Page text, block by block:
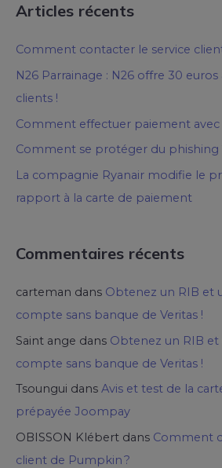
Articles récents
Comment contacter le service
N26 Parrainage : N26 offre 30 euros
clients !
Comment effectuer paiement avec
Comment se protéger du phishing
La compagnie Ryanair modifie le
rapport à la carte de paiement
Commentaires récents
carteman dans Obtenez un RIB et
compte sans banque de Veritas !
Saint ange dans Obtenez un RIB et
compte sans banque de Veritas !
Tsoungui dans Avis et test de la
prépayée Joompay
OBISSON Klébert dans Comment
client de Pumpkin ?